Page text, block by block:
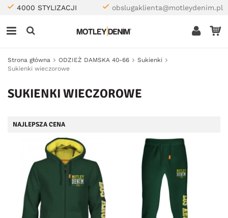
4000 STYLIZACJI obslugaklienta@motleydenim.pl
Strona główna ODZIEŻ DAMSKA 40-66
Sukienki
Sukienki wieczorowe
SUKIENKI WIECZOROWE
NAJLEPSZA CENA